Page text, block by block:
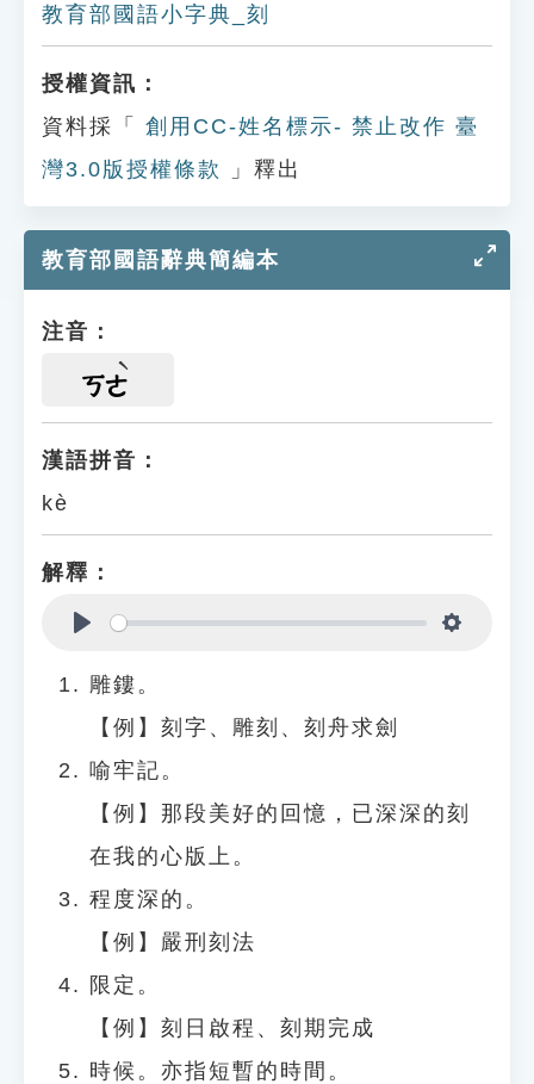
教育部國語小字典_刻
授權資訊：
資料採「
創用CC-姓名標示- 禁止改作 臺
灣3.0版授權條款
」釋出
教育部國語辭典簡編本
注音：
ㄎㄜ
漢語拼音：
kè
解釋：
雕鏤。
【例】刻字、雕刻、刻舟求劍
喻牢記。
【例】那段美好的回憶，已深深的刻
在我的心版上。
程度深的。
【例】嚴刑刻法
限定。
【例】刻日啟程、刻期完成
時候。亦指短暫的時間。